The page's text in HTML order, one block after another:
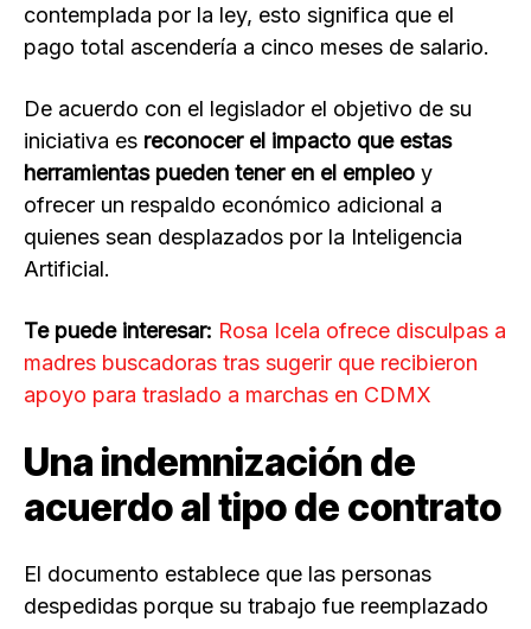
contemplada por la ley, esto significa que el
pago total ascendería a cinco meses de salario.
De acuerdo con el legislador el objetivo de su
iniciativa es reconocer el impacto que estas
herramientas pueden tener en el empleo y
ofrecer un respaldo económico adicional a
quienes sean desplazados por la Inteligencia
Artificial.
Te puede interesar: Rosa Icela ofrece disculpas a
madres buscadoras tras sugerir que recibieron
apoyo para traslado a marchas en CDMX
Una indemnización de
acuerdo al tipo de contrato
El documento establece que las personas
despedidas porque su trabajo fue reemplazado